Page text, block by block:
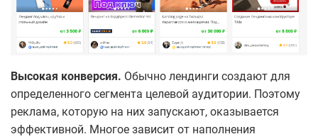
Высокая конверсия. Обычно лендинги создают для
определенного сегмента целевой аудитории. Поэтому
реклама, которую на них запускают, оказывается
эффективной. Многое зависит от наполнения